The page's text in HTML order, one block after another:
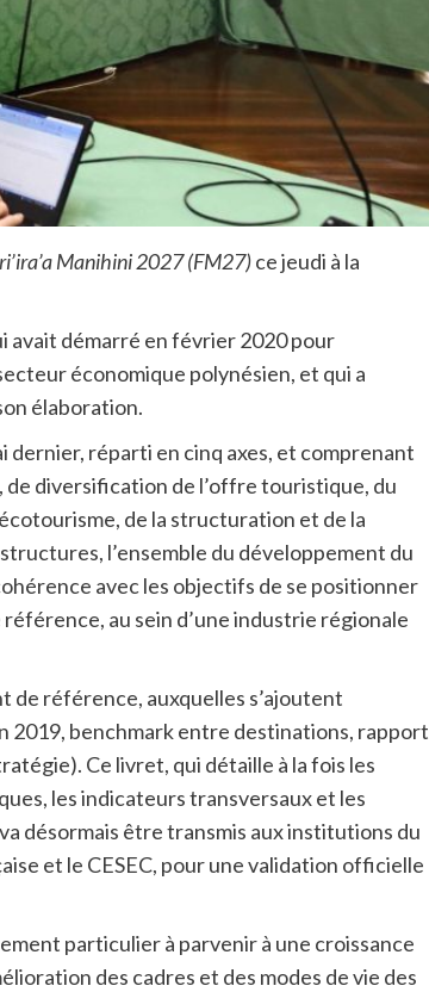
Manihini 2027 (FM27)ce jeudi à la
avait démarré en février 2020 pour
économique polynésien, et qui a
élaboration.
dernier, réparti en cinq axes, et comprenant
de diversification de l’offre touristique, du
de la structuration et de la
l’ensemble du développement du
avec les objectifs de se positionner
au sein d’une industrie régionale
de référence, auxquelles s’ajoutent
2019, benchmark entre destinations, rapport
Ce livret, qui détaille à la fois les
les indicateurs transversaux et les
désormais être transmis aux institutions du
et le CESEC, pour une validation officielle
particulier à parvenir à une croissance
des cadres et des modes de vie des